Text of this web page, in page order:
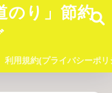
のり」節約
利用規約(プライバシーポリ